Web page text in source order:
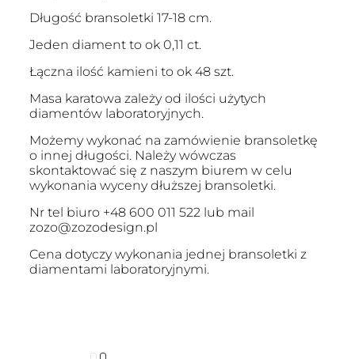
Długość bransoletki 17-18 cm.
Jeden diament to ok 0,11 ct.
Łączna ilość kamieni to ok 48 szt.
Masa karatowa zależy od ilości użytych
diamentów laboratoryjnych.
Możemy wykonać na zamówienie bransoletkę
o innej długości. Należy wówczas
skontaktować się z naszym biurem w celu
wykonania wyceny dłuższej bransoletki.
Nr tel biuro +48 600 011 522lub mail
zozo@zozodesign.pl
Cena dotyczy wykonania jednej bransoletki z
diamentami laboratoryjnymi.